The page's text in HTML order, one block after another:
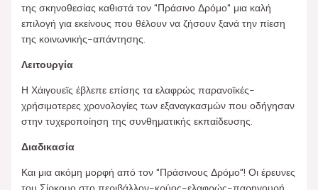
της σκηνοθεσίας καθιστά τον "Πράσινο Δρόμο" μια καλή
επιλογή για εκείνους που θέλουν να ζήσουν ξανά την πίεση
της κοινωνικής-απάντησης.
Λειτουργία
Η Χάιγουεϊς έβλεπε επίσης τα ελαφρώς παρανοϊκές-
χρήσιμοτερες χρονολογίες των εξαναγκασμών που οδήγησαν
στην τυχεροποίηση της συνθηματικής εκπαίδευσης.
Διαδικασία
Και μια ακόμη μορφή από τον "Πράσινους Δρόμο"! Οι έρευνες